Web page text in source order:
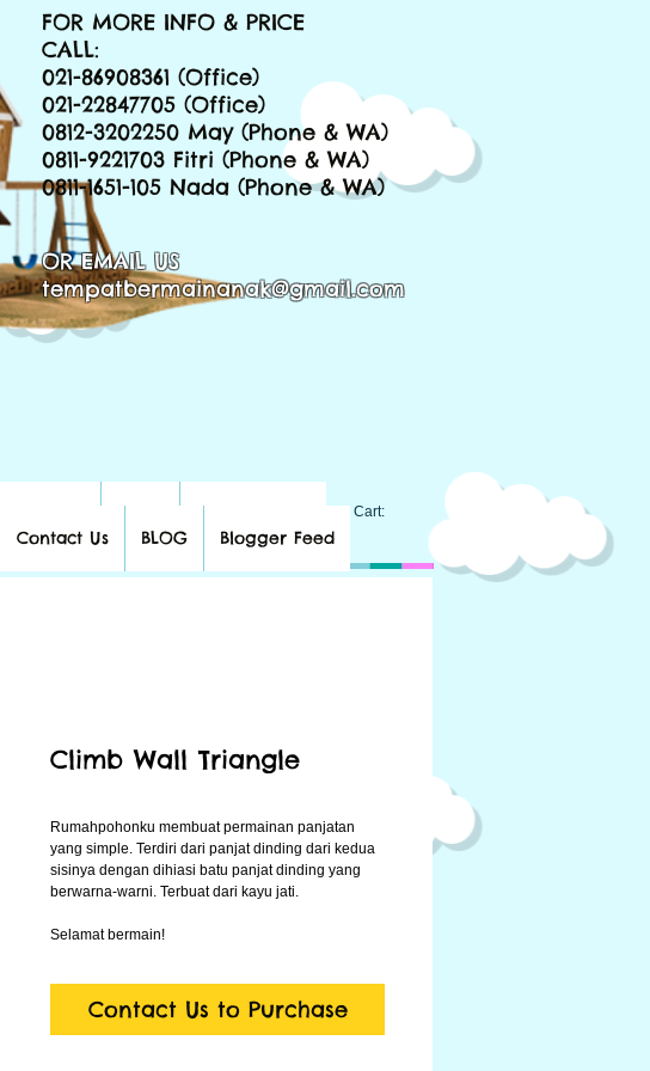
FOR MORE INFO & PRICE
CALL:
021-86908361 (Office)
021-22847705 (Office)
0812-3202250 May (Phone & WA)
0811-9221703 Fitri (Phone & WA)
0811-1651-105 Nada (Phone & WA)
OR EMAIL US
tempatbermainanak@gmail.com
Cart:
Contact Us BLOG Blogger Feed
Climb Wall Triangle
Rumahpohonku membuat permainan panjatan
yang simple. Terdiri dari panjat dinding dari kedua
sisinya dengan dihiasi batu panjat dinding yang
berwarna-warni. Terbuat dari kayu jati.
Selamat bermain!
Contact Us to Purchase